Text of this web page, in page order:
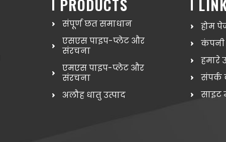
संपूर्ण छत समाधान
एसएस पाइप-प्लेट और
संरचना
एमएस पाइप-प्लेट और
संरचना
अलौह धातु उत्पाद
होम
कंपनी
हमारे
संपर्क
साइट